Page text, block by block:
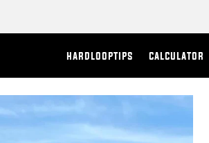
hardlooptips calculator